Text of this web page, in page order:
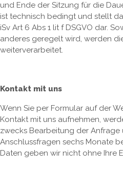
und Ende der Sitzung für die
ist technisch bedingt und stellt
iSv Art 6 Abs 1 lit f DSGVO dar.
anderes geregelt wird, werden
weiterverarbeitet.
Kontakt mit uns
Wenn Sie per Formular auf der
Kontakt mit uns aufnehmen,
zwecks Bearbeitung der Anfrage
Anschlussfragen sechs Monate
Daten geben wir nicht ohne Ihre